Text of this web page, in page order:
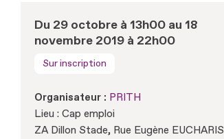
Du 29 octobre à 13h00 au 18
novembre 2019 à 22h00
Sur inscription
Organisateur : PRITH
Lieu : Cap emploi
ZA Dillon Stade, Rue Eugène EUCHARIS